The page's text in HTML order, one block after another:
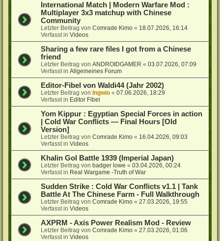
International Match | Modern Warfare Mod :
Multiplayer 3x3 matchup with Chinese
Community
Letzter Beitrag vonComrade Kimo « 18.07.2026, 16:14
Verfasst inVideos
Sharing a few rare files I got from a Chinese
friend
Letzter Beitrag vonANDROIDGAMER «03.07.2026, 07:09
Verfasst inAllgemeines Forum
Editor-Fibel von Waldi44 (Jahr 2002)
Letzter Beitrag vonIngwio «07.06.2026, 18:29
Verfasst in Editor Fibel
Yom Kippur : Egyptian Special Forces in action
| Cold War Conflicts — Final Hours [Old
Version]
Letzter Beitrag vonComrade Kimo « 16.04.2026, 09:03
Verfasst inVideos
Khalin Gol Battle 1939 (Imperial Japan)
Letzter Beitrag vonbadger lowe «03.04.2026, 00:24
Verfasst in Real Wargame -Truth of War
Sudden Strike : Cold War Conflicts v1.1 | Tank
Battle At The Chinese Farm - Full Walkthrough
Letzter Beitrag vonComrade Kimo «27.03.2026, 19:55
Verfasst inVideos
AXPRM - Axis Power Realism Mod - Review
Letzter Beitrag vonComrade Kimo «27.03.2026, 01:06
Verfasst inVideos